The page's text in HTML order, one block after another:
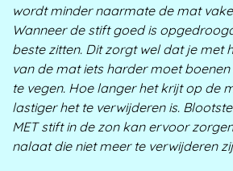
wordt minder naarmate de mat
Wanneer de stift goed is
beste zitten. Dit zorgt wel dat je met
van de mat iets harder moet
te vegen. Hoe langer het krijt op de
lastiger het te verwijderen is.
MET stift in de zon kan ervoor
nalaat die niet meer te verwijderen